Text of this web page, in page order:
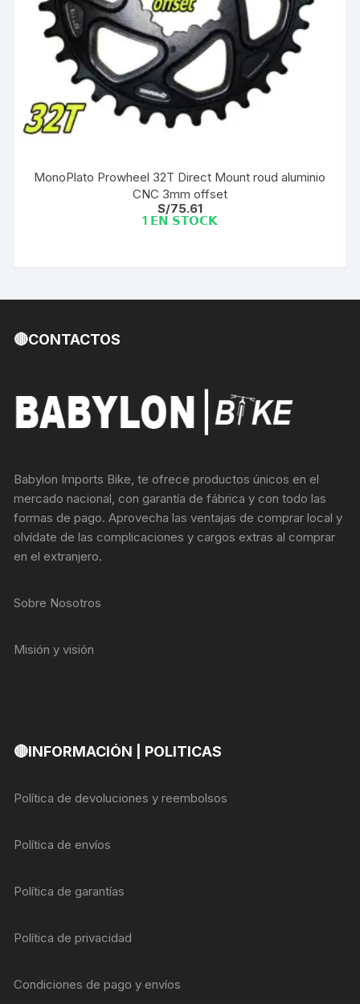
MonoPlato Prowheel 32T Direct Mount roud aluminio
CNC 3mm offset
S/75.61
1 𝗘𝗡 𝗦𝗧𝗢𝗖𝗞
🔴CONTACTOS
Babylon Imports Bike, te ofrece productos únicos en el
mercado nacional, con garantía de fábrica y con todo las
formas de pago. Aprovecha las ventajas de comprar local y
olvídate de las complicaciones y cargos extras al comprar
en el extranjero.
Sobre Nosotros
Misión y visión
🔴INFORMACIÓN | POLITICAS
Política de devoluciones y reembolsos
Política de envíos
Política de garantías
Política de privacidad
Condiciones de pago y envíos